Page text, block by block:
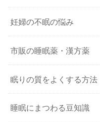
妊婦の不眠の悩み
市販の睡眠薬・漢方薬
眠りの質をよくする方法
睡眠にまつわる豆知識